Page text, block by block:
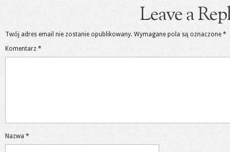
Leave a
Twój adres email nie zostanie opublikowany. Wymagane pola są oznaczone *
Komentarz *
Nazwa *